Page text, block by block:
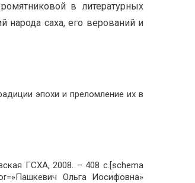
в литературных
народа саха, его верований и
эпохи и преломление их в
ГСХА, 2008. – 408 с.[schema
Ольга Иосифовна»